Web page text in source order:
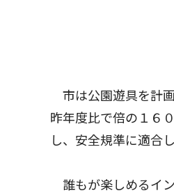
市は公園遊具を計
昨年度比で倍の１６
し、安全規準に適合
誰もが楽しめるイ